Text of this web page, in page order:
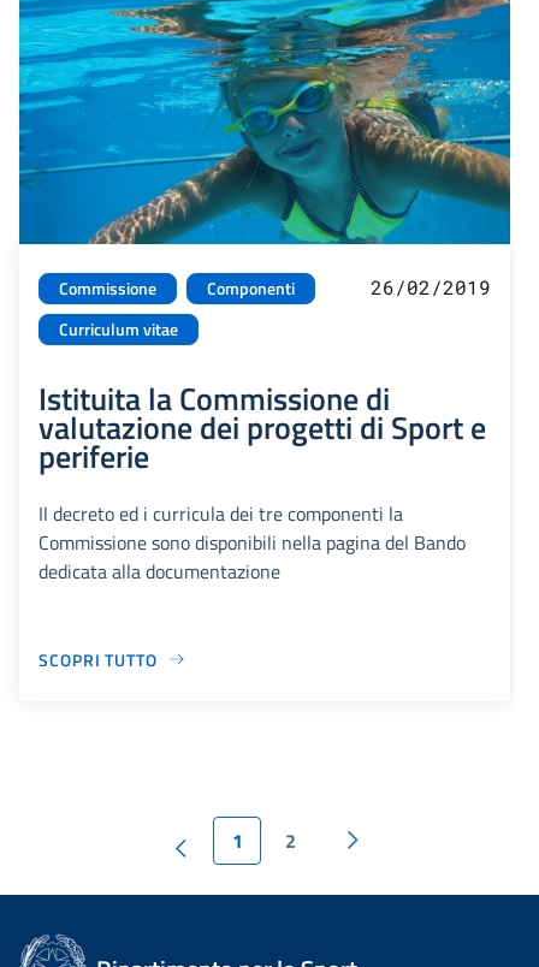
Commissione
Componenti
Curriculum vitae
26/02/2019
Istituita la Commissione di
valutazione dei progetti di Sport e
periferie
Il decreto ed i curricula dei tre componenti la
Commissione sono disponibili nella pagina del Bando
dedicata alla documentazione
SCOPRI TUTTO
1 2